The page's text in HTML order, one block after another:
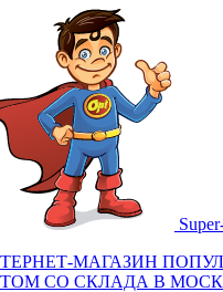
МАГАЗИН
СО СКЛАДА В